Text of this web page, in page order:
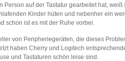
Person auf der Tastatur gearbeitet hat,
Kinder hüten und nebenher ein
schon ist es mit der Ruhe vorbei.
von Peripheriegeräten, die dieses
haben Cherry und Logitech
und Tastaturen schön leise sind.